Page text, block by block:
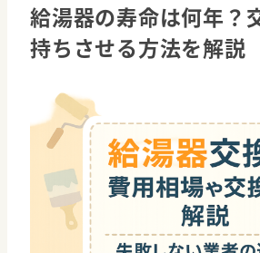
給湯器の寿命は何年？
持ちさせる方法を解説